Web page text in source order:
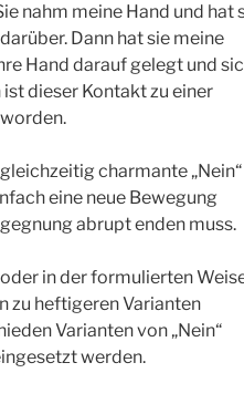
nahm meine Hand und hat
Dann hat sie meine
Hand darauf gelegt und
dieser Kontakt zu einer
charmante „Nein“
eine neue Bewegung
abrupt enden muss.
in der formulierten
zu heftigeren Varianten
Varianten von „Nein“
werden.